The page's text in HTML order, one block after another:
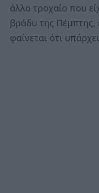
άλλο τροχαίο που
βράδυ της Πέμπτης,
φαίνεται ότι